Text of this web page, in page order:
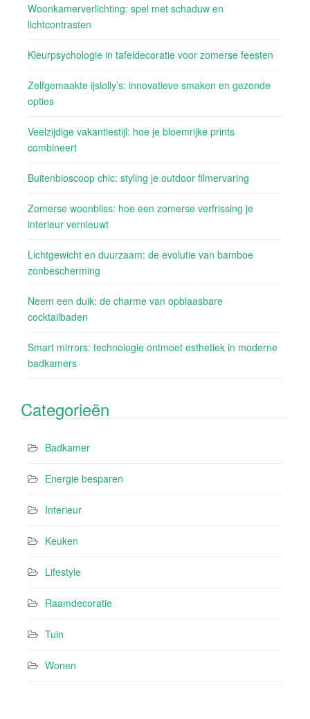
Woonkamerverlichting: spel met schaduw en
lichtcontrasten
Kleurpsychologie in tafeldecoratie voor zomerse feesten
Zelfgemaakte ijslolly’s: innovatieve smaken en gezonde
opties
Veelzijdige vakantiestijl: hoe je bloemrijke prints
combineert
Buitenbioscoop chic: styling je outdoor filmervaring
Zomerse woonbliss: hoe een zomerse verfrissing je
interieur vernieuwt
Lichtgewicht en duurzaam: de evolutie van bamboe
zonbescherming
Neem een duik: de charme van opblaasbare
cocktailbaden
Smart mirrors: technologie ontmoet esthetiek in moderne
badkamers
Categorieën
Badkamer
Energie besparen
Interieur
Keuken
Lifestyle
Raamdecoratie
Tuin
Wonen